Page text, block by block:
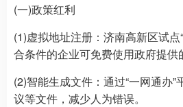
(一)政策红利
(1)虚拟地址注册：济南高新区试点
合条件的企业可免费使用政府提供
(2)智能生成文件：通过“一网通办
议等文件，减少人为错误。